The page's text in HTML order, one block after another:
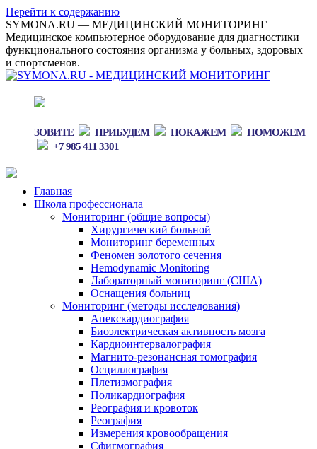
Перейти к содержанию
SYMONA.RU — МЕДИЦИНСКИЙ МОНИТОРИНГ
Медицинское компьютерное оборудование для диагностики
функционального состояния организма у больных, здоровых
и спортсменов.
ЗОВИТЕ ПРИБУДЕМ ПОКАЖЕМ
ПОМОЖЕМ
+7 985 411 3301
Главная
Школа профессионала
Мониторинг (общие вопросы)
Хирургический больной
Мониторинг беременных
Феномен золотого сечения
Hemodynamic Monitoring
Лабораторный мониторинг (США)
Оснащения больниц
Мониторинг (методы исследования)
Апекскардиография
Биоэлектрическая активность мозга
Кардиоинтервалография
Магнито-резонансная томография
Осциллография
Плетизмография
Поликардиография
Реография и кровоток
Реография
Измерения кровообращения
Сфигмография